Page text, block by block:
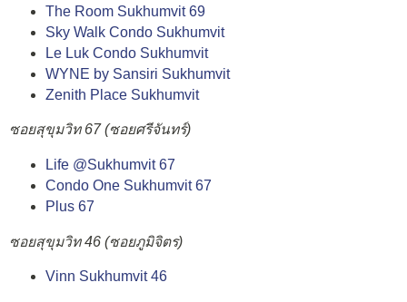
The Room Sukhumvit 69
Sky Walk Condo Sukhumvit
Le Luk Condo Sukhumvit
WYNE by Sansiri Sukhumvit
Zenith Place Sukhumvit
ซอยสุขุมวิท 67 (ซอยศรีจันทร์)
Life @Sukhumvit 67
Condo One Sukhumvit 67
Plus 67
ซอยสุขุมวิท 46 (ซอยภูมิจิตร)
Vinn Sukhumvit 46